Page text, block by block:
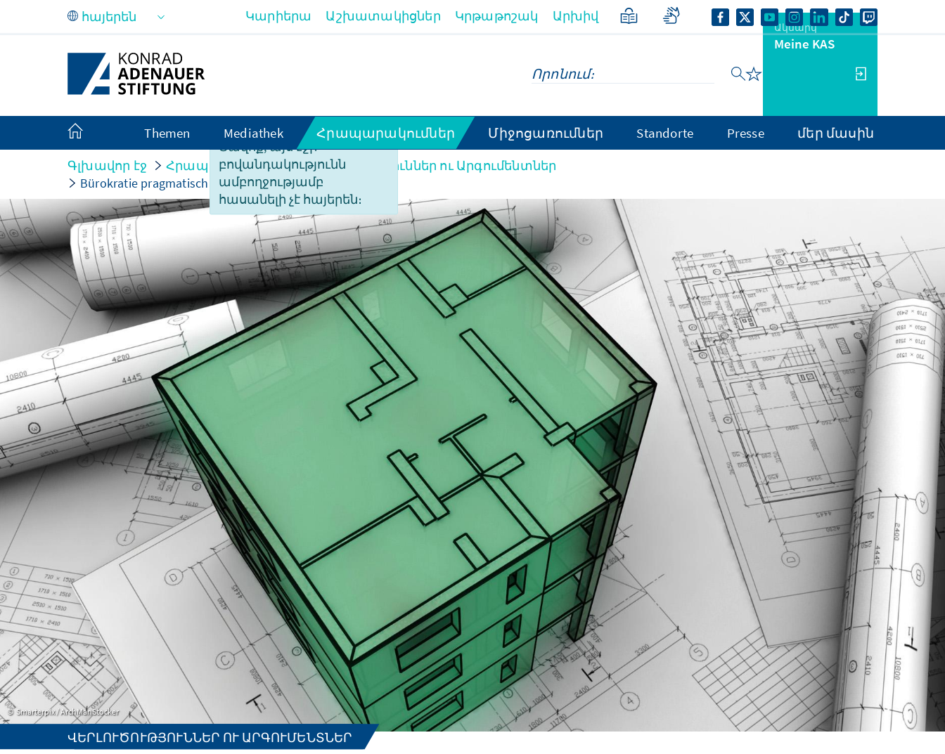
Skip to Main Content
Ցավոք, այս էջի
բովանդակությունն
ամբողջությամբ
հասանելի չէ հայերեն։
Կարիերա Աշխատակիցներ Կրթաթոշակ Արխիվ
Ակնարկ
Meine KAS
Themen Mediathek Հրապարակումներ Միջոցառումներ Standorte Presse մեր մասին
Գլխավոր էջ Հրապարակումներ
Վերլուծություններ ու Արգումենտներ
Bürokratie pragmatisch reduzieren – Baukosten senken
Smarterpix / ArchManStocker
ՎԵՐԼՈՒԾՈՒԹՅՈՒՆՆԵՐ ՈՒ ԱՐԳՈՒՄԵՆՏՆԵՐ